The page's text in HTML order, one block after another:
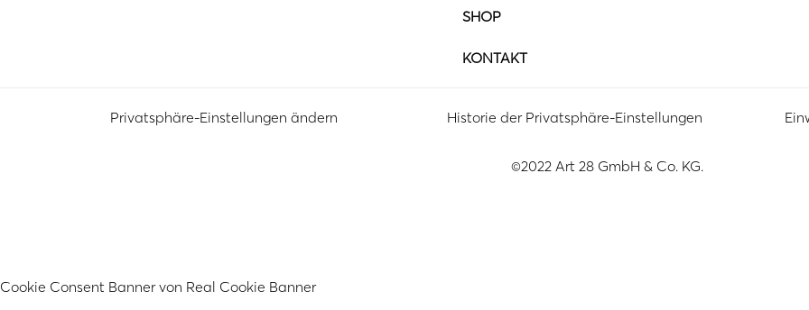
SHOP
KONTAKT
Privatsphäre-Einstellungen ändern Historie der Privatsphäre-Einstellungen
©2022 Art 28 GmbH & Co. KG.
Cookie Consent Banner von Real Cookie Banner